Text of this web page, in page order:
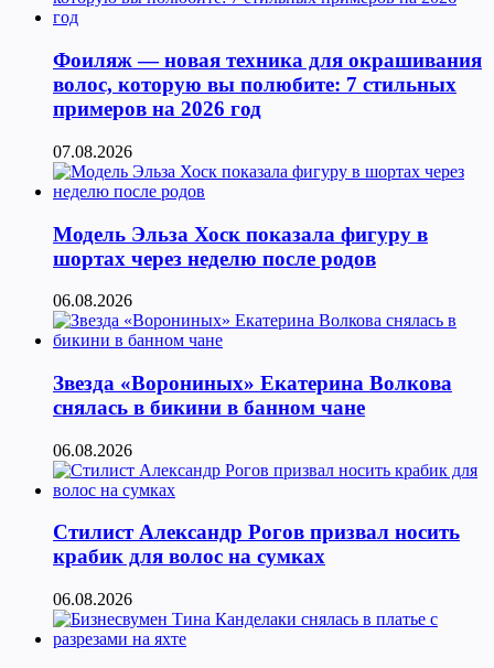
Фоиляж — новая техника для окрашивания
волос, которую вы полюбите: 7 стильных
примеров на 2026 год
07.08.2026
Модель Эльза Хоск показала фигуру в
шортах через неделю после родов
06.08.2026
Звезда «Ворониных» Екатерина Волкова
снялась в бикини в банном чане
06.08.2026
Стилист Александр Рогов призвал носить
крабик для волос на сумках
06.08.2026